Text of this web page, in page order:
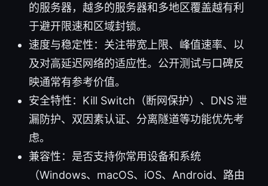
的服务器，越多的服务器和多地区覆盖越有利
于避开限速和区域封锁。
速度与稳定性：关注带宽上限、峰值速率、以
及对高延迟网络的适应性。公开测试与口碑反
映通常有参考价值。
安全特性：Kill Switch（断网保护）、DNS 泄
漏防护、双因素认证、分离隧道等功能优先考
虑。
兼容性：是否支持你常用设备和系统
（Windows、macOS、iOS、Android、路由